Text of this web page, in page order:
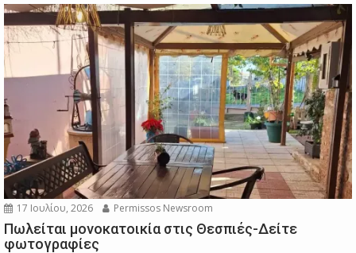
17 Ιουλίου, 2026 Permissos Newsroom
Πωλείται μονοκατοικία στις Θεσπιές-Δείτε
φωτογραφίες